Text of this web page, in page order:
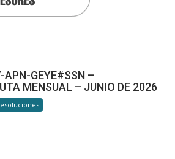
GEYE#SSN –
MENSUAL – JUNIO DE 2026